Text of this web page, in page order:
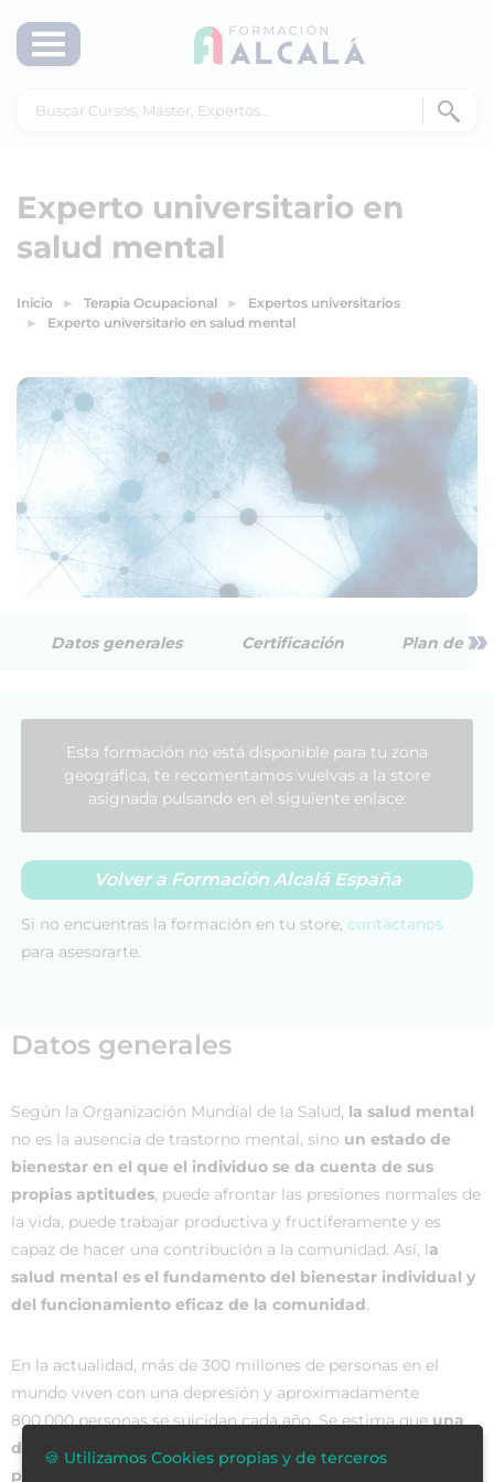
Experto universitario en
salud mental
Inicio Terapia Ocupacional
Expertos universitarios
Experto universitario en salud mental
Datos generales Certificación Plan de »
Datos generales
Según la Organización Mundial de la Salud, la salud mental
no es la ausencia de trastorno mental, sino un estado de
bienestar en el que el individuo se da cuenta de sus
propias aptitudes, puede afrontar las presiones normales de
la vida, puede trabajar productiva y fructíferamente y es
capaz de hacer una contribución a la comunidad. Así, la
salud mental es el fundamento del bienestar individual y
del funcionamiento eficaz de la comunidad.
En la actualidad, más de 300 millones de personas en el
mundo viven con una depresión y aproximadamente
800.000 personas se suicidan cada año. Se estima queuna
de cada cuatro personas en el mundo tendrá un
problema de salud mental
Esta formación no está disponible para tu zona
geográfica, te recomentamos vuelvas a la store
asignada pulsando en el siguiente enlace:
Volver a Formación Alcalá España
Si no encuentras la formación en tu store, contáctanos
para asesorarte.
🍪 Utilizamos Cookies propias y de terceros